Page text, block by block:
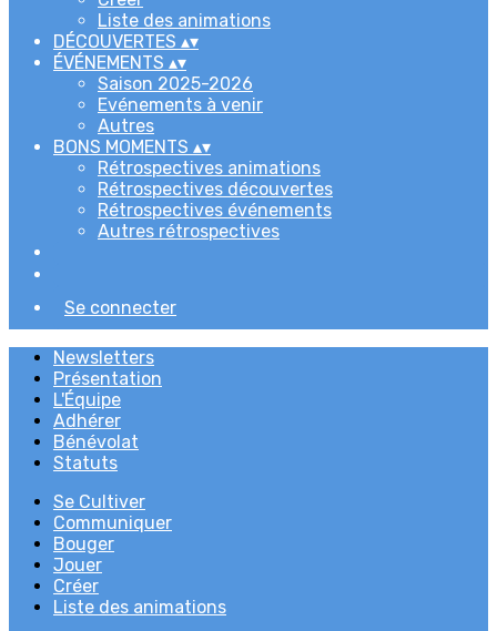
Liste des animations
DÉCOUVERTES ▴▾
ÉVÉNEMENTS ▴▾
Saison 2025-2026
Evénements à venir
Autres
BONS MOMENTS ▴▾
Rétrospectives animations
Rétrospectives découvertes
Rétrospectives événements
Autres rétrospectives
Se connecter
Newsletters
Présentation
L'Équipe
Adhérer
Bénévolat
Statuts
Se Cultiver
Communiquer
Bouger
Jouer
Créer
Liste des animations